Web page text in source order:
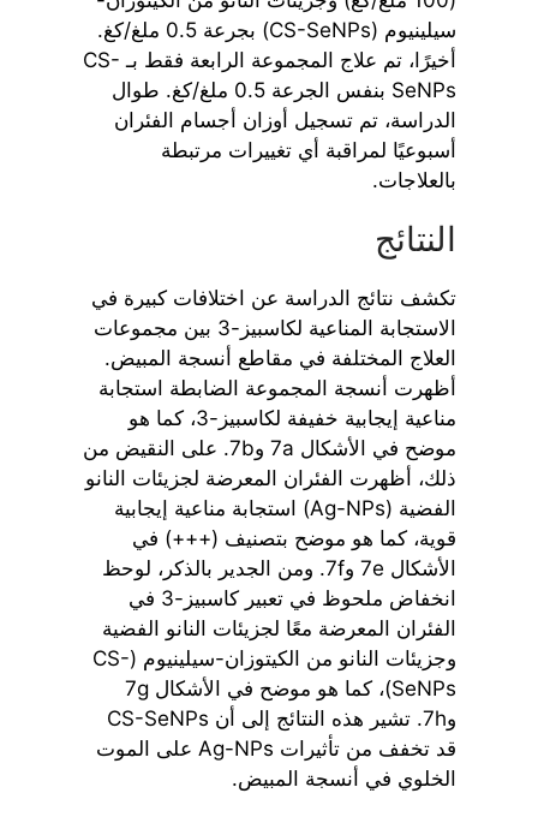
سيلينيوم (CS-SeNPs) بجرعة 0.5 ملغ/كغ.
أخيرًا، تم علاج المجموعة الرابعة فقط بـ CS-
SeNPs بنفس الجرعة 0.5 ملغ/كغ. طوال
الدراسة، تم تسجيل أوزان أجسام الفئران
أسبوعيًا لمراقبة أي تغييرات مرتبطة
بالعلاجات.
النتائج
تكشف نتائج الدراسة عن اختلافات كبيرة في
الاستجابة المناعية لكاسبيز-3 بين مجموعات
العلاج المختلفة في مقاطع أنسجة المبيض.
أظهرت أنسجة المجموعة الضابطة استجابة
مناعية إيجابية خفيفة لكاسبيز-3، كما هو
موضح في الأشكال 7a و7b. على النقيض من
ذلك، أظهرت الفئران المعرضة لجزيئات النانو
الفضية (Ag-NPs) استجابة مناعية إيجابية
قوية، كما هو موضح بتصنيف (+++) في
الأشكال 7e و7f. ومن الجدير بالذكر، لوحظ
انخفاض ملحوظ في تعبير كاسبيز-3 في
الفئران المعرضة معًا لجزيئات النانو الفضية
وجزيئات النانو من الكيتوزان-سيلينيوم (CS-
SeNPs)، كما هو موضح في الأشكال 7g
و7h. تشير هذه النتائج إلى أن CS-SeNPs
قد تخفف من تأثيرات Ag-NPs على الموت
الخلوي في أنسجة المبيض.